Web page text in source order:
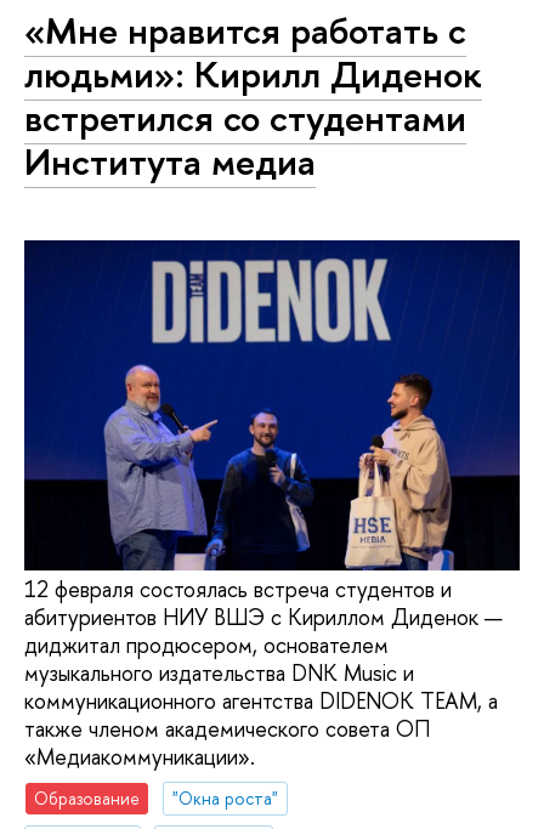
«Мне нравится работать с
людьми»: Кирилл Диденок
встретился со студентами
Института медиа
12 февраля состоялась встреча студентов и
абитуриентов НИУ ВШЭ с Кириллом Диденок —
диджитал продюсером, основателем
музыкального издательства DNK Music и
коммуникационного агентства DIDENOK TEAM, а
также членом академического совета ОП
«Медиакоммуникации».
Образование
"Окна роста"